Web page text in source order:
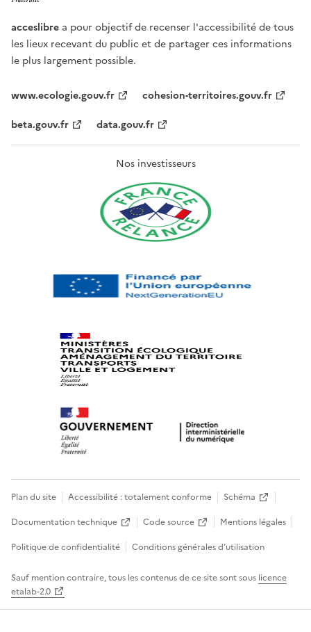
acceslibre a pour objectif de recenser l'accessibilité de tous
les lieux recevant du public et de partager ces informations
le plus largement possible.
www.ecologie.gouv.fr
cohesion-territoires.gouv.fr
beta.gouv.fr
data.gouv.fr
Nos investisseurs
Plan du site Accessibilité : totalement conforme
Schéma
Documentation technique
Code source
Mentions légales
Politique de confidentialité
Conditions générales d’utilisation
Sauf mention contraire, tous les contenus de ce site sont sous licence
etalab-2.0